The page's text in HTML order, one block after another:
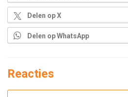
Delen op X
Delen op WhatsApp
Reacties